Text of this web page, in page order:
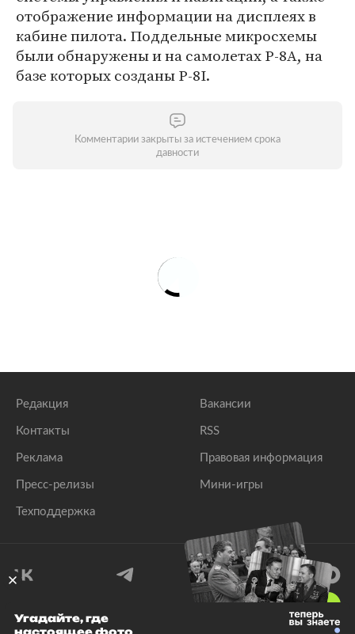
отображение информации на дисплеях в
кабине пилота. Поддельные микросхемы
были обнаружены и на самолетах P-8A, на
базе которых созданы P-8I.
Комментарии закрыты за истечением срока
давности
Редакция
Контакты
Реклама
Пресс-релизы
Техподдержка
Вакансии
RSS
Правовая информация
Мини-игры
© 1999–2026 Все права защищены.
Угадайте, где